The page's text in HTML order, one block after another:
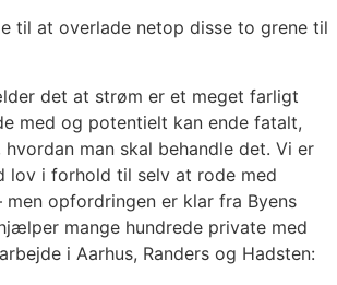
til at overlade netop disse to grene til
det at strøm er et meget farligt
med og potentielt kan ende fatalt,
man skal behandle det. Vi er
lov i forhold til selv at rode med
men opfordringen er klar fra Byens
mange hundrede private med
i Aarhus, Randers og Hadsten: